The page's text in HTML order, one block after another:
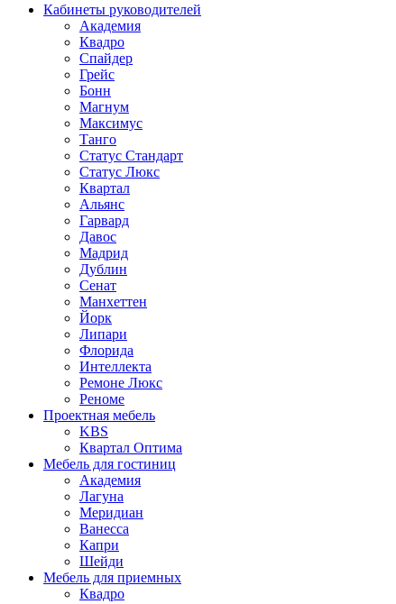
Кабинеты руководителей
Академия
Квадро
Спайдер
Грейc
Бонн
Магнум
Максимус
Танго
Статус Стандарт
Статус Люкс
Квартал
Альянс
Гарвард
Давос
Мадрид
Дублин
Сенат
Манхеттен
Йорк
Липари
Флорида
Интеллекта
Ремоне Люкс
Реноме
Проектная мебель
KBS
Квартал Оптима
Мебель для гостиниц
Академия
Лагуна
Меридиан
Ванесса
Капри
Шейди
Мебель для приемных
Квадро